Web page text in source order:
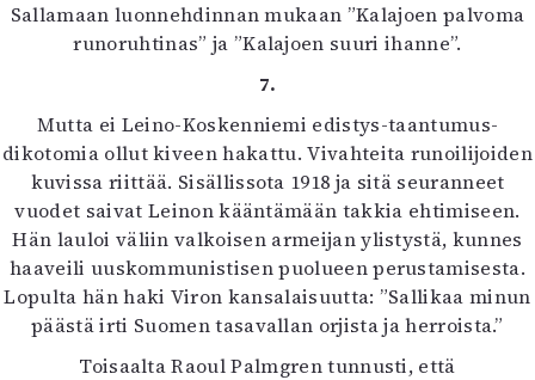
Sallamaan luonnehdinnan mukaan ”Kalajoen palvoma
runoruhtinas” ja ”Kalajoen suuri ihanne”.
7.
Mutta ei Leino-Koskenniemi edistys-taantumus-
dikotomia ollut kiveen hakattu. Vivahteita runoilijoiden
kuvissa riittää. Sisällissota 1918 ja sitä seuranneet
vuodet saivat Leinon kääntämään takkia ehtimiseen.
Hän lauloi väliin valkoisen armeijan ylistystä, kunnes
haaveili uuskommunistisen puolueen perustamisesta.
Lopulta hän haki Viron kansalaisuutta: ”Sallikaa minun
päästä irti Suomen tasavallan orjista ja herroista.”
Toisaalta Raoul Palmgren tunnusti, että